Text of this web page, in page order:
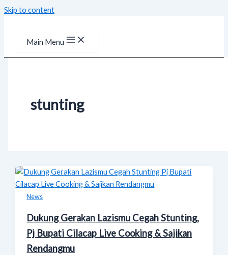
Skip to content
Main Menu
stunting
News
Dukung Gerakan Lazismu Cegah Stunting,
Pj Bupati Cilacap Live Cooking & Sajikan
Rendangmu